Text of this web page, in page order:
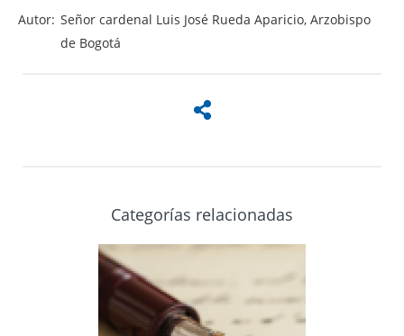
Autor: Señor cardenal Luis José Rueda Aparicio, Arzobispo
de Bogotá
Categorías relacionadas